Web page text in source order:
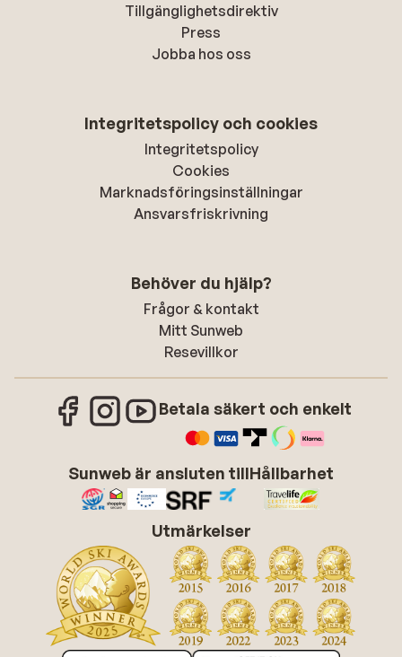
Tillgänglighetsdirektiv
Press
Jobba hos oss
Integritetspolicy och cookies
Integritetspolicy
Cookies
Marknadsföringsinställningar
Ansvarsfriskrivning
Behöver du hjälp?
Frågor & kontakt
Mitt Sunweb
Resevillkor
Betala säkert och enkelt
Sunweb är ansluten tillHållbarhet
Utmärkelser